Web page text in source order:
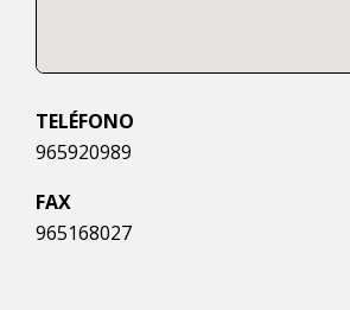
TELÉFONO
965920989
FAX
965168027